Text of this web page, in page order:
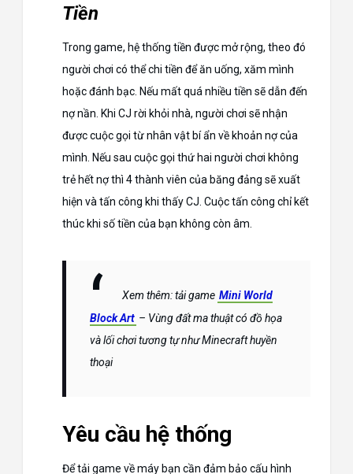
Tiền
Trong game, hệ thống tiền được mở rộng, theo đó
người chơi có thể chi tiền để ăn uống, xăm mình
hoặc đánh bạc. Nếu mất quá nhiều tiền sẽ dẫn đến
nợ nần. Khi CJ rời khỏi nhà, người chơi sẽ nhận
được cuộc gọi từ nhân vật bí ẩn về khoản nợ của
mình. Nếu sau cuộc gọi thứ hai người chơi không
trẻ hết nợ thì 4 thành viên của băng đảng sẽ xuất
hiện và tấn công khi thấy CJ. Cuộc tấn công chỉ kết
thúc khi số tiền của bạn không còn âm.
Xem thêm: tải game Mini World
Block Art – Vùng đất ma thuật có đồ họa
và lối chơi tương tự như Minecraft huyền
thoại
Yêu cầu hệ thống
Để tải game về máy bạn cần đảm bảo cấu hình